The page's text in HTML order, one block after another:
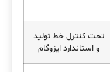
تحت کنترل خط تولید
و استاندارد ایزوگام